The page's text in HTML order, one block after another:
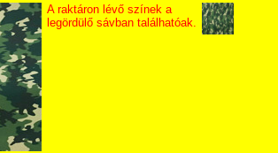
A raktáron lévő színek a
legördülő sávban találhatóak.